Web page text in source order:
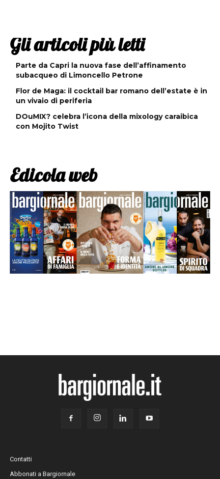
Gli articoli più letti
Parte da Capri la nuova fase dell’affinamento
subacqueo di Limoncello Petrone
Flor de Maga: il cocktail bar romano dell’estate è in
un vivaio di periferia
DOuMIX? celebra l’icona della mixology caraibica
con Mojito Twist
Edicola web
Contatti
Abbonati a Bargiornale